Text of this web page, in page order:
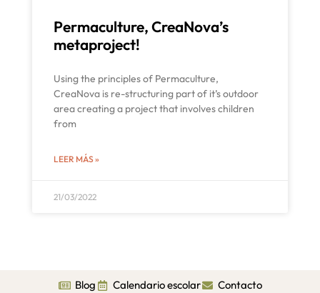
Permaculture, CreaNova’s
metaproject!
Using the principles of Permaculture,
CreaNova is re-structuring part of it’s outdoor
area creating a project that involves children
from
LEER MÁS »
21/03/2022
Blog Calendario escolar Contacto